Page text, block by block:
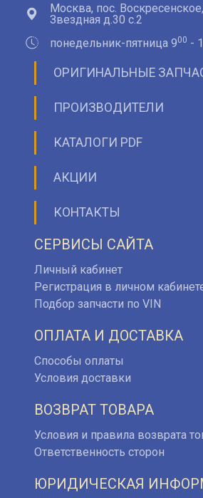
Москва, пос.
Звездная д.30 с.2
понедельник-пятница 900 -
ОРИГИНАЛЬНЫЕ
ПРОИЗВОДИТЕЛИ
КАТАЛОГИ PDF
АКЦИИ
КОНТАКТЫ
СЕРВИСЫ САЙТА
Личный кабинет
Регистрация в личном
Подбор запчасти по VIN
ОПЛАТА И ДОСТАВКА
Способы оплаты
Условия доставки
ВОЗВРАТ ТОВАРА
Условия и правила возврата
Ответственность сторон
ЮРИДИЧЕСКАЯ